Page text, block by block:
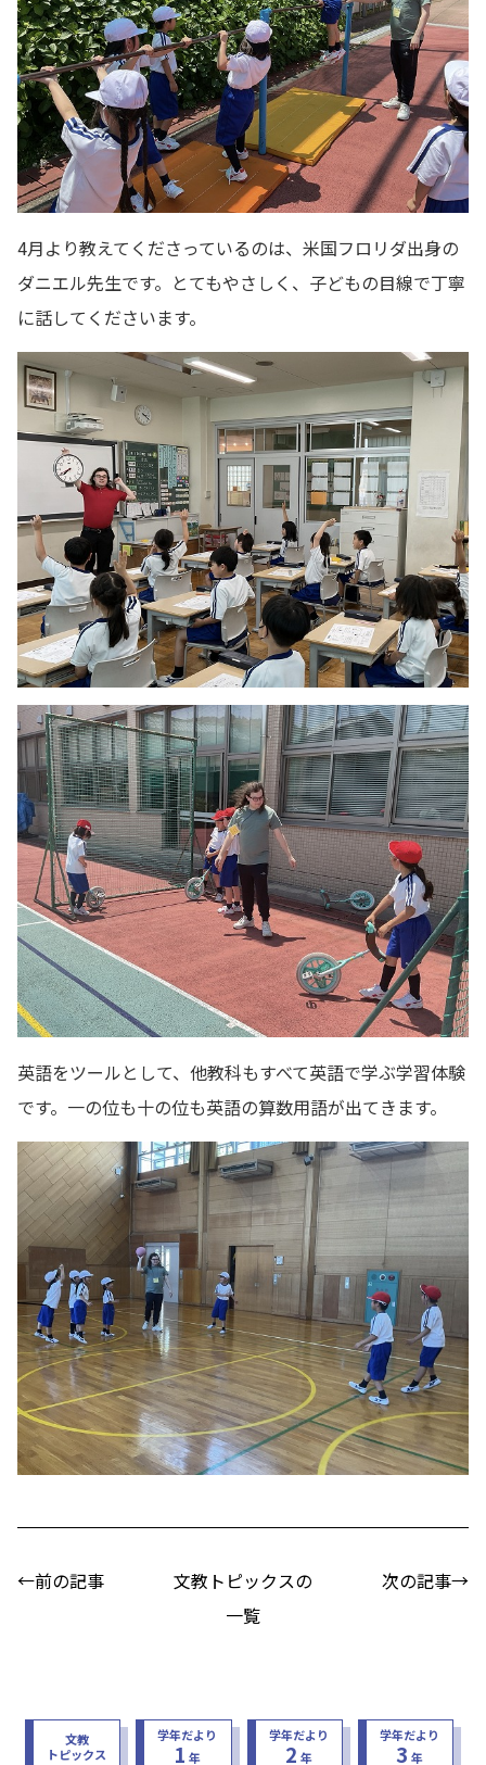
4月より教えてくださっているのは、米国フロリダ出身の
ダニエル先生です。とてもやさしく、子どもの目線で丁寧
に話してくださいます。
英語をツールとして、他教科もすべて英語で学ぶ学習体験
です。一の位も十の位も英語の算数用語が出てきます。
←前の記事
文教トピックスの
一覧
次の記事→
文教
トピックス
学年だより
1 年
学年だより
2 年
学年だより
3 年